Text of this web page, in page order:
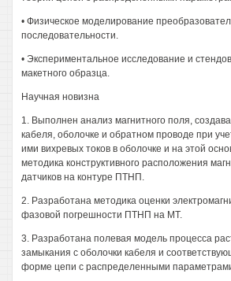
• Физическое моделирование
последовательности.
• Экспериментальное исследование и
макетного образца.
Научная новизна
1. Выполнен анализ магнитного поля,
кабеля, оболочке и обратном проводе при
ими вихревых токов в оболочке и на этой
методика конструктивного расположения
датчиков на контуре ПТНП.
2. Разработана методика оценки
фазовой погрешности ПТНП на МТ.
3. Разработана полевая модель процесса
замыкания с оболочки кабеля и
форме цепи с распределенными